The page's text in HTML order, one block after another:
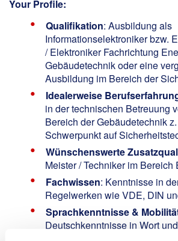
Your Profile:
Qualifikation: Ausbildung als
Informationselektroniker bzw.
/ Elektroniker Fachrichtung
Gebäudetechnik oder eine
Ausbildung im Bereich der
Idealerweise
in der technischen Betreuung
Bereich der Gebäudetechnik
Schwerpunkt auf
Wünschenswerte
Meister / Techniker im Bereich
Fachwissen: Kenntnisse in
Regelwerken wie VDE, DIN
Sprachkenntnisse &
Deutschkenntnisse in Wort